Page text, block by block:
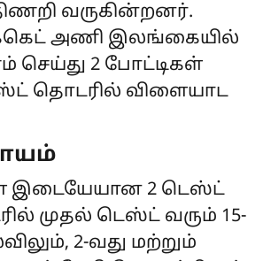
வருகின்றனர்.
அணி இலங்கையில்
செய்து 2 போட்டிகள்
தொடரில் விளையாட
இடையேயான 2 டெஸ்ட்
முதல் டெஸ்ட் வரும் 15-
2-வது மற்றும்